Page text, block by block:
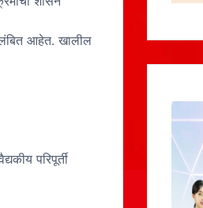
आहेत. खालील
परिपूर्ती